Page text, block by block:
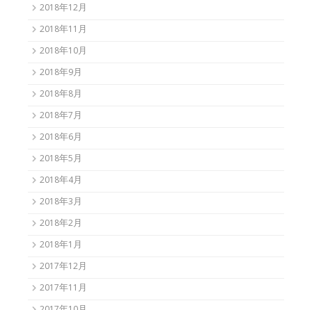
2018年12月
2018年11月
2018年10月
2018年9月
2018年8月
2018年7月
2018年6月
2018年5月
2018年4月
2018年3月
2018年2月
2018年1月
2017年12月
2017年11月